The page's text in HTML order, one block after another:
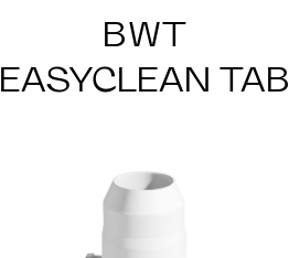
BWT
EASYCLEAN TAB